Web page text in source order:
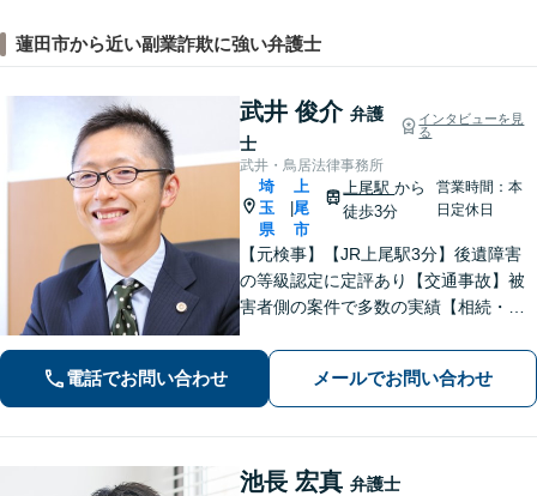
蓮田市から近い副業詐欺に強い弁護士
武井 俊介 弁護
士
インタビューを見
る
武井・鳥居法律事務所
埼
玉
県
上
尾
市
上尾駅から
徒歩3分
営業時間：本
日定休日
【元検事】【JR上尾駅3分】後遺障害
の等級認定に定評あり【交通事故】被
害者側の案件で多数の実績【相続・遺
【刑事事件】検事経験・豊富な実績、
スピーディーな接見が強み、上尾警察
署5分【初回面談30分無料】
電話でお問い合わせ メールでお問い合わせ
池長 宏真 弁護士